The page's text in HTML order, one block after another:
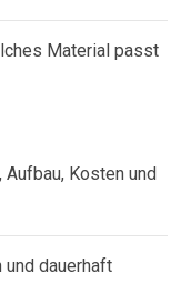
Material passt
Kosten und
und dauerhaft